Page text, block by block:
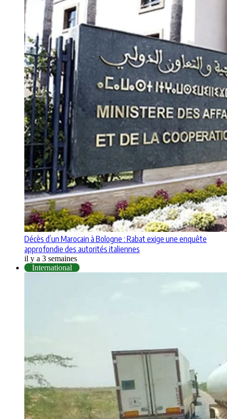
Décès d’un Marocain à Bologne : Rabat exige une enquête
approfondie des autorités italiennes
il y a 3 semaines
International